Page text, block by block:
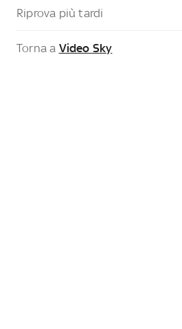
Riprova più tardi
Torna a Video Sky